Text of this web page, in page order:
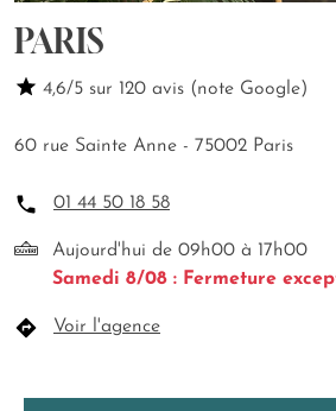
PARIS
4,6/5 sur 120 avis (note Google)
60 rue Sainte Anne - 75002 Paris
01 44 50 18 58
Aujourd'hui de 09h00 à 17h00
Samedi 8/08 : Fermeture
Voir l'agence